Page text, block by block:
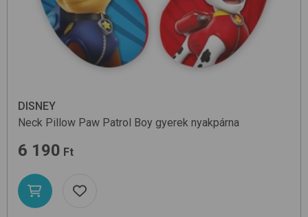
DISNEY
Neck Pillow Paw Patrol Boy gyerek nyakpárna
6 190 Ft